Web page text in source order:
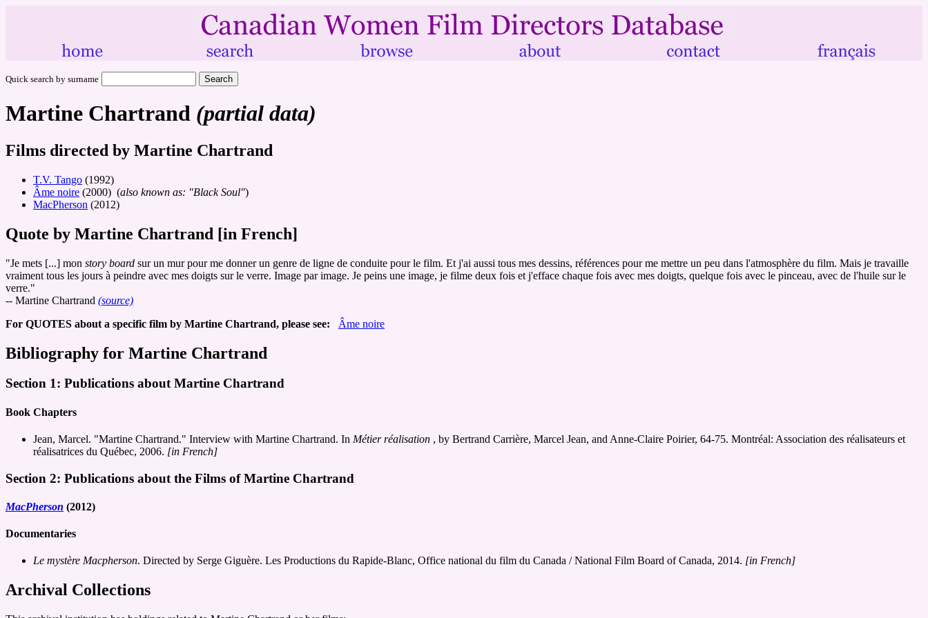
Quick search by surname
Martine Chartrand (partial data)
Films directed by Martine Chartrand
T.V. Tango (1992)
Âme noire (2000) (also known as: "Black Soul")
MacPherson (2012)
Quote by Martine Chartrand [in French]
"Je mets [...] mon story board sur un mur pour me donner un genre de ligne de conduite pour le film. Et j'ai aussi tous mes dessins, références pour me mettre un peu dans l'atmosphère du film. Mais je travaille
vraiment tous les jours à peindre avec mes doigts sur le verre. Image par image. Je peins une image, je filme deux fois et j'efface chaque fois avec mes doigts, quelque fois avec le pinceau, avec de l'huile sur le
verre."
-- Martine Chartrand (source)
For QUOTES about a specific film by Martine Chartrand, please see:
Âme noire
Bibliography for Martine Chartrand
Section 1: Publications about Martine Chartrand
Book Chapters
Jean, Marcel. "Martine Chartrand." Interview with Martine Chartrand. In Métier réalisation , by Bertrand Carrière, Marcel Jean, and Anne-Claire Poirier, 64-75. Montréal: Association des réalisateurs et
réalisatrices du Québec, 2006. [in French]
Section 2: Publications about the Films of Martine Chartrand
MacPherson (2012)
Documentaries
Le mystère Macpherson. Directed by Serge Giguère. Les Productions du Rapide-Blanc, Office national du film du Canada / National Film Board of Canada, 2014. [in French]
Archival Collections